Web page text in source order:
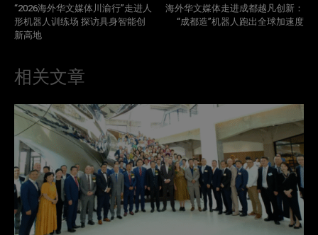
“2026海外华文媒体川渝行”走进人
形机器人训练场 探访具身智能创
新高地
海外华文媒体走进成都越凡创新：
“成都造”机器人跑出全球加速度
相关文章